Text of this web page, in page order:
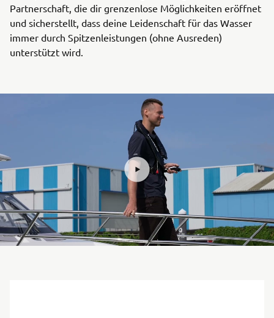
Partnerschaft, die dir grenzenlose Möglichkeiten eröffnet
und sicherstellt, dass deine Leidenschaft für das Wasser
immer durch Spitzenleistungen (ohne Ausreden)
unterstützt wird.